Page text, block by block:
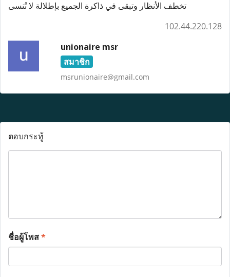
تخطف الأنظار وتبقى في ذاكرة الجميع بإطلالة لا تُنسى
102.44.220.128
unionaire msr
สมาชิก
msrunionaire@gmail.com
ตอบกระทู้
ชื่อผู้โพส*